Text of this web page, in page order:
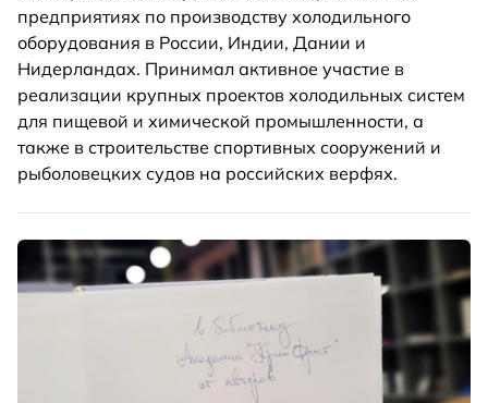
предприятиях по производству холодильного
оборудования в России, Индии, Дании и
Нидерландах. Принимал активное участие в
реализации крупных проектов холодильных систем
для пищевой и химической промышленности, а
также в строительстве спортивных сооружений и
рыболовецких судов на российских верфях.